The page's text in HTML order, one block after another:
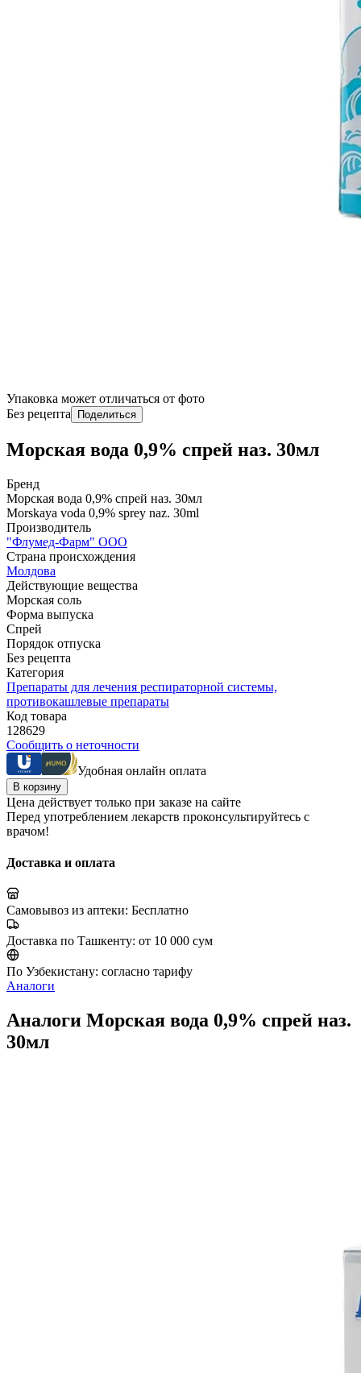
Упаковка может отличаться от фото
Без рецепта
Поделиться
Морская вода 0,9% спрей наз. 30мл
Бренд
Морская вода 0,9% спрей наз. 30мл
Morskaya voda 0,9% sprey naz. 30ml
Производитель
"Флумед-Фарм" ООО
Страна происхождения
Молдова
Действующие вещества
Морская соль
Форма выпуска
Спрей
Порядок отпуска
Без рецепта
Категория
Препараты для лечения респираторной системы,
противокашлевые препараты
Код товара
128629
Сообщить о неточности
Удобная онлайн оплата
В корзину
Цена действует только при заказе на сайте
Перед употреблением лекарств проконсультируйтесь с
врачом!
Доставка и оплата
Самовывоз из аптеки: Бесплатно
Доставка по Ташкенту: от 10 000 сум
По Узбекистану: согласно тарифу
Аналоги
Аналоги Морская вода 0,9% спрей наз.
30мл